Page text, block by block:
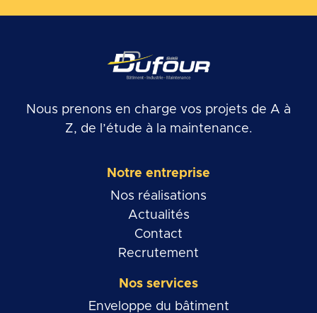
Nous prenons en charge vos projets de A à
Z, de l’étude à la maintenance.
Notre entreprise
Nos réalisations
Actualités
Contact
Recrutement
Nos services
Enveloppe du bâtiment